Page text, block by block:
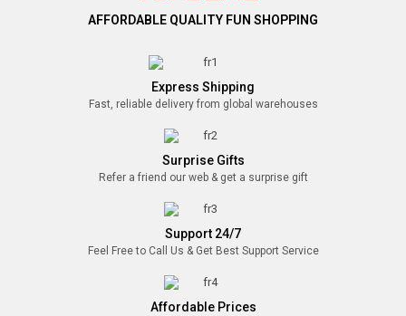
AFFORDABLE QUALITY FUN SHOPPING
Express Shipping
Fast, reliable delivery from global warehouses
Surprise Gifts
Refer a friend our web & get a surprise gift
Support 24/7
Feel Free to Call Us & Get Best Support Service
Affordable Prices